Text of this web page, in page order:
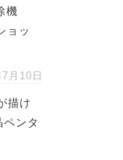
機
ョッ
月10日
描け
ンタ